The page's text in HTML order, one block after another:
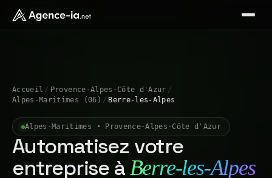
Accueil / Provence-Alpes-Côte d'Azur /
Alpes-Maritimes (06) / Berre-les-Alpes
Alpes-Maritimes • Provence-Alpes-Côte d'Azur
Automatisez votre
entreprise à Berre-les-Alpes